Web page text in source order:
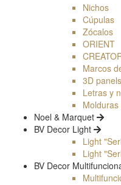
Nichos
Cúpulas
Zócalos
ORIENT
Marcos
3D panels
Letras y
Molduras
Noel & Marquet
BV Decor Light
Light
Light
BV Decor